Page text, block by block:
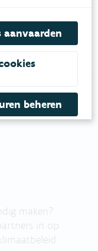
ons
maken?
in op
aanvaarden
beheren